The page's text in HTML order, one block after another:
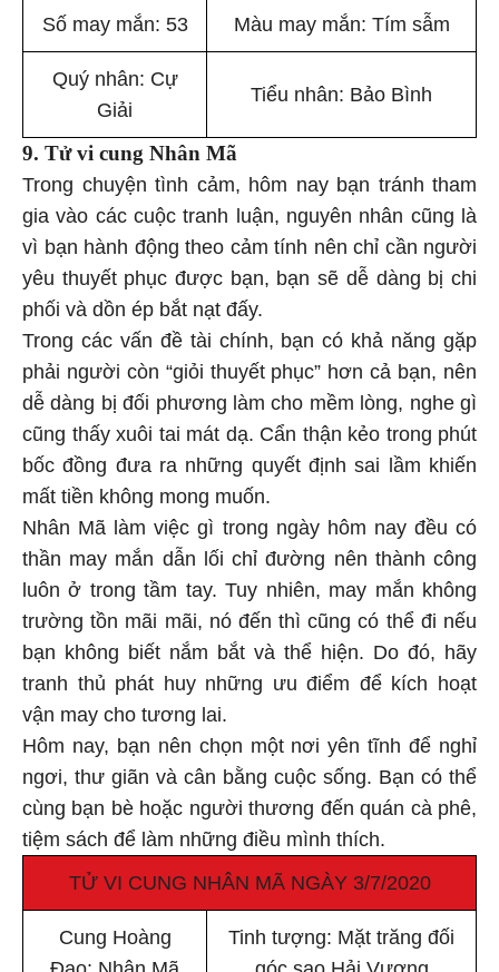
Số may mắn: 53 Màu may mắn: Tím sẫm
Quý nhân: Cự
Giải
Tiểu nhân: Bảo Bình
9. Tử vi cung Nhân Mã
Trong chuyện tình cảm, hôm nay bạn tránh tham
gia vào các cuộc tranh luận, nguyên nhân cũng là
vì bạn hành động theo cảm tính nên chỉ cần người
yêu thuyết phục được bạn, bạn sẽ dễ dàng bị chi
phối và dồn ép bắt nạt đấy.
Trong các vấn đề tài chính, bạn có khả năng gặp
phải người còn “giỏi thuyết phục” hơn cả bạn, nên
dễ dàng bị đối phương làm cho mềm lòng, nghe gì
cũng thấy xuôi tai mát dạ. Cẩn thận kẻo trong phút
bốc đồng đưa ra những quyết định sai lầm khiến
mất tiền không mong muốn.
Nhân Mã làm việc gì trong ngày hôm nay đều có
thần may mắn dẫn lối chỉ đường nên thành công
luôn ở trong tầm tay. Tuy nhiên, may mắn không
trường tồn mãi mãi, nó đến thì cũng có thể đi nếu
bạn không biết nắm bắt và thể hiện. Do đó, hãy
tranh thủ phát huy những ưu điểm để kích hoạt
vận may cho tương lai.
Hôm nay, bạn nên chọn một nơi yên tĩnh để nghỉ
ngơi, thư giãn và cân bằng cuộc sống. Bạn có thể
cùng bạn bè hoặc người thương đến quán cà phê,
tiệm sách để làm những điều mình thích.
TỬ VI CUNG NHÂN MÃ NGÀY 3/7/2020
Cung Hoàng
Đạo: Nhân Mã
Tinh tượng: Mặt trăng đối
góc sao Hải Vương